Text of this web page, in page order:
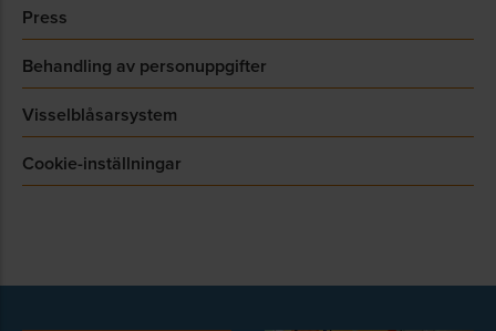
Press
Behandling av personuppgifter
Visselblåsarsystem
Cookie-inställningar